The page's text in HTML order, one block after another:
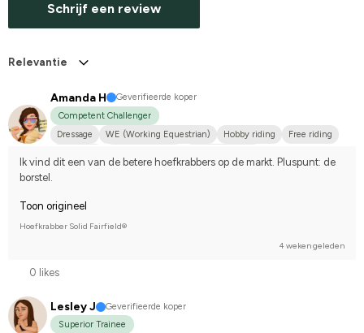
Schrijf een review
Relevantie
Amanda H
Geverifieerde koper
Competent Challenger
Dressage
WE (Working Equestrian) Hobby riding
Free riding
Ik vind dit een van de betere hoefkrabbers op de markt. Pluspunt: de
borstel.
Toon origineel
Hoefkrabber Solid Fairfield®
4 weken geleden
0 likes
Lesley J
Geverifieerde koper
Superior Trainee